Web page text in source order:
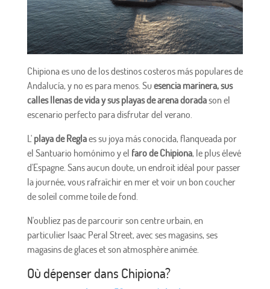
Chipiona es uno de los destinos costeros más populares de
Andalucía, y no es para menos. Suesencia marinera, sus
calles llenas de vida y sus playas de arena doradason el
escenario perfecto para disfrutar del verano.
L' playa de Reglaes su joya más conocida, flanqueada por
el Santuario homónimo y el faro de Chipiona, le plus élevé
d'Espagne. Sans aucun doute, un endroit idéal pour passer
la journée, vous rafraîchir en mer et voir un bon coucher
de soleil comme toile de fond.
N'oubliez pas de parcourir son centre urbain, en
particulier Isaac Peral Street, avec ses magasins, ses
magasins de glaces et son atmosphère animée.
Où dépenser dans Chipiona?